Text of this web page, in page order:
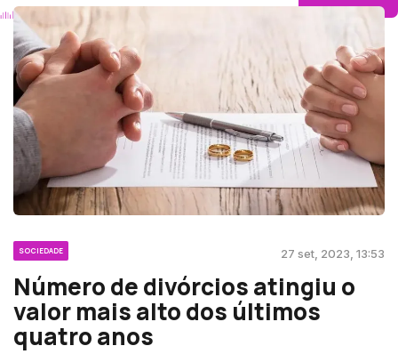
SOCIEDADE 27 set, 2023, 13:53
Número de divórcios atingiu o
valor mais alto dos últimos
quatro anos